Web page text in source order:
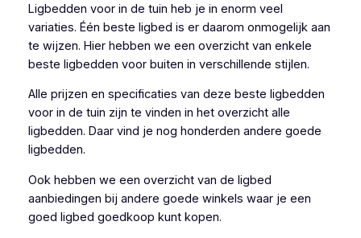
Ligbedden voor in de tuin heb je in enorm veel
variaties. Één beste ligbed is er daarom onmogelijk aan
te wijzen. Hier hebben we een overzicht van enkele
beste ligbedden voor buiten in verschillende stijlen.
Alle prijzen en specificaties van deze beste ligbedden
voor in de tuin zijn te vinden in het overzicht alle
ligbedden. Daar vind je nog honderden andere goede
ligbedden.
Ook hebben we een overzicht van de ligbed
aanbiedingen bij andere goede winkels waar je een
goed ligbed goedkoop kunt kopen.